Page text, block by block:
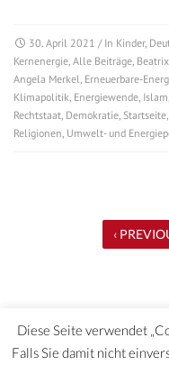
30. April 2021 / In Kinder,
Kernenergie Alle Beiträge
Angela Merkel Erneuerbare-
Klimapolitik Energiewende Islam
Rechtstaat Demokratie Startseite
Religionen Umwelt- und
‹
Diese Seite verwendet
Falls Sie damit nicht